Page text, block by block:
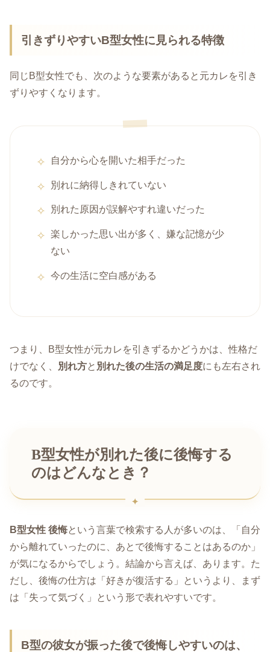
引きずりやすいB型女性に見られる特徴
同じB型女性でも、次のような要素があると元カレを引き
ずりやすくなります。
自分から心を開いた相手だった
別れに納得しきれていない
別れた原因が誤解やすれ違いだった
楽しかった思い出が多く、嫌な記憶が少
ない
今の生活に空白感がある
つまり、B型女性が元カレを引きずるかどうかは、性格だ
けでなく、
別れ方と 別れた後の生活の満足度にも左右され
るのです。
B型女性が別れた後に後悔する
のはどんなとき？
B型女性 後悔という言葉で検索する人が多いのは、「自分
から離れていったのに、あとで後悔することはあるのか」
が気になるからでしょう。結論から言えば、あります。た
だし、後悔の仕方は「好きが復活する」というより、まず
は「失って気づく」という形で表れやすいです。
B型の彼女が振った後で後悔しやすいのは、